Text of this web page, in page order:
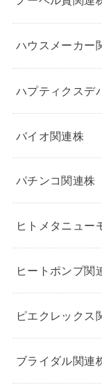
ハウスメーカー
ハプティクスデ
バイオ関連株
パチンコ関連株
ヒトメタニュー
ヒートポンプ関
ピエクレックス
ブライダル関連